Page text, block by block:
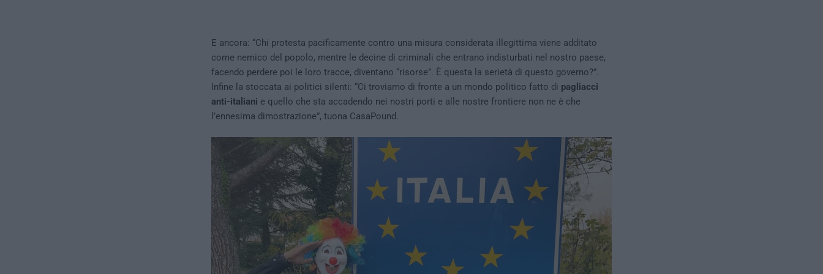
E ancora: “Chi protesta pacificamente contro una misura considerata illegittima viene additato
come nemico del popolo, mentre le decine di criminali che entrano indisturbati nel nostro paese,
facendo perdere poi le loro tracce, diventano “risorse”. È questa la serietà di questo governo?”.
Infine la stoccata ai politici silenti: “Ci troviamo di fronte a un mondo politico fatto di pagliacci
anti-italiani e quello che sta accadendo nei nostri porti e alle nostre frontiere non ne è che
l’ennesima dimostrazione”, tuona CasaPound.